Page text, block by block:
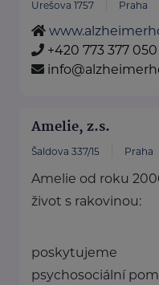
Urešova 1757 Praha
+420 773 377 050
Amelie, z.s.
Šaldova 337/15 Praha
Amelie od roku
život s rakovinou:
poskytujeme
psychosociální